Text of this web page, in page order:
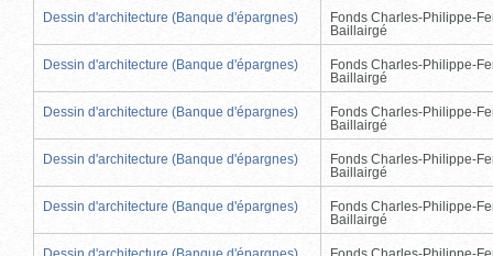
Dessin d'architecture (Banque d'épargnes)
Fonds Charles-Philippe-
Baillairgé
Dessin d'architecture (Banque d'épargnes)
Fonds Charles-Philippe-
Baillairgé
Dessin d'architecture (Banque d'épargnes)
Fonds Charles-Philippe-
Baillairgé
Dessin d'architecture (Banque d'épargnes)
Fonds Charles-Philippe-
Baillairgé
Dessin d'architecture (Banque d'épargnes)
Fonds Charles-Philippe-
Baillairgé